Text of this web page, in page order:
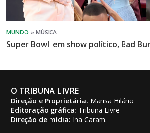
Super Bowl: em show político, Bad
O TRIBUNA LIVRE
Direção e Proprietária: Marisa Hilário
Editoração gráfica: Tribuna Livre
Direção de mídia: Ina Caram.